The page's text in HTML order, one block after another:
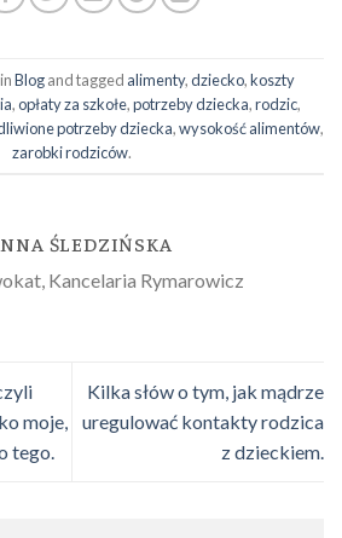
Blogand tagged alimenty,dziecko,koszty
,opłaty za szkołe,potrzeby dziecka,rodzic,
potrzeby dziecka,wysokość alimentów,
zarobki rodziców.
ŚLEDZIŃSKA
Kancelaria Rymarowicz
moje,
tego.
Kilka słów o tym, jak mądrze
uregulować kontakty rodzica
z dzieckiem.